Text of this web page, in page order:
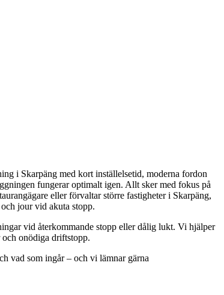
i Skarpäng med kort inställelsetid, moderna fordon
fungerar optimalt igen. Allt sker med fokus på
eller förvaltar större fastigheter i Skarpäng,
jour vid akuta stopp.
vid återkommande stopp eller dålig lukt. Vi hjälper
onödiga driftstopp.
vad som ingår – och vi lämnar gärna